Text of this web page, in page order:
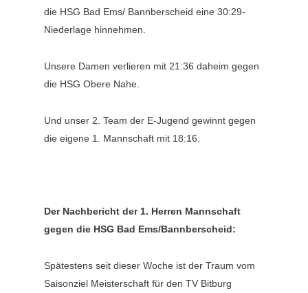
die HSG Bad Ems/ Bannberscheid eine 30:29-
Niederlage hinnehmen.
Unsere Damen verlieren mit 21:36 daheim gegen
die HSG Obere Nahe.
Und unser 2. Team der E-Jugend gewinnt gegen
die eigene 1. Mannschaft mit 18:16.
Der Nachbericht der 1. Herren Mannschaft
gegen die HSG Bad Ems/Bannberscheid:
Spätestens seit dieser Woche ist der Traum vom
Saisonziel Meisterschaft für den TV Bitburg